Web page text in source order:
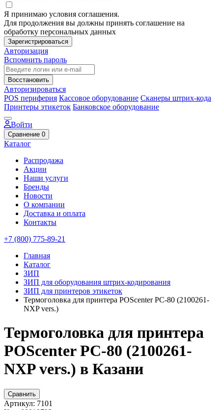
Я принимаю условия соглашения.
Для продолжения вы должны принять соглашение на
обработку персональных данных
Зарегистрироваться
Авторизация
Вспомнить пароль
Восстановить
Авторизироваться
POS периферия Кассовое оборудование Сканеры штрих-кода
Принтеры этикеток Банковское оборудование
Войти
Сравнение 0
Каталог
Распродажа
Акции
Наши услуги
Бренды
Новости
О компании
Доставка и оплата
Контакты
+7 (800) 775-89-21
Главная
Каталог
ЗИП
ЗИП для оборудования штрих-кодирования
ЗИП для принтеров этикеток
Термоголовка для принтера POScenter PC-80 (2100261-
NXP vers.)
Термоголовка для принтера
POScenter PC-80 (2100261-
NXP vers.) в Казани
Сравнить
Артикул: 7101